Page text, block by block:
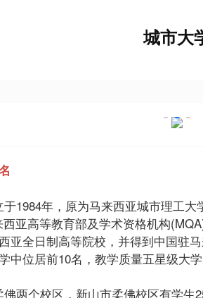
城市大
1984年，原为马来西亚城市理工
亚高等教育部及学术资格机构
亚全日制高等院校，并得到中国驻
中位居前10名，教学质量五星级大
两个校区，新山市柔佛校区有学生